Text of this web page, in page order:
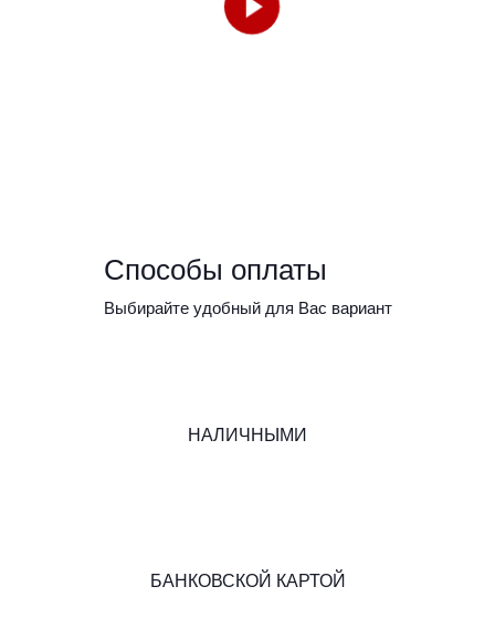
Способы оплаты
Выбирайте удобный для Вас вариант
НАЛИЧНЫМИ
БАНКОВСКОЙ КАРТОЙ